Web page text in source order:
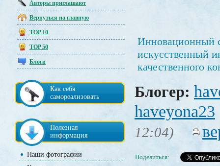
Авторы приглашают
Вернуться на главную
TOP 10
TOP 50
Блоги
Как себя
самореализовать
Полезная
информация
Наши фотографии
Инновационный
искусственный
качественного
Блогер:
haveyona23
12:04)
Поделиться: